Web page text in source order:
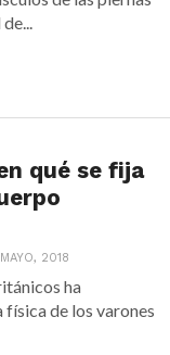
qué se fija
2018
ha
de los varones